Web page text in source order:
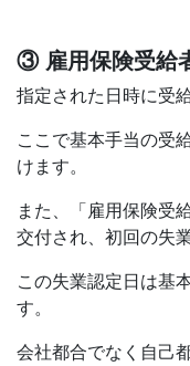
③ 雇用保険受給
指定された日時に受
ここで基本手当の受
けます。
また、「雇用保険受
交付され、初回の失
この失業認定日は基
す。
会社都合でなく自己